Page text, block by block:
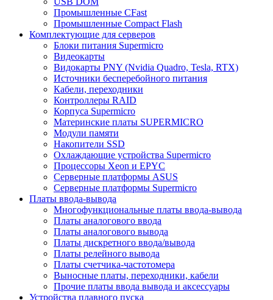
Промышленные CFast
Промышленные Compact Flash
Комплектующие для серверов
Блоки питания Supermicro
Видеокарты
Видокарты PNY (Nvidia Quadro, Tesla, RTX)
Источники бесперебойного питания
Кабели, переходники
Контроллеры RAID
Корпуса Supermicro
Материнские платы SUPERMICRO
Модули памяти
Накопители SSD
Охлаждающие устройства Supermicro
Процессоры Xeon и EPYC
Серверные платформы ASUS
Серверные платформы Supermicro
Платы ввода-вывода
Многофункциональные платы ввода-вывода
Платы аналогового ввода
Платы аналогового вывода
Платы дискретного ввода/вывода
Платы релейного вывода
Платы счетчика-частотомера
Выносные платы, переходники, кабели
Прочие платы ввода вывода и аксессуары
Устройства плавного пуска